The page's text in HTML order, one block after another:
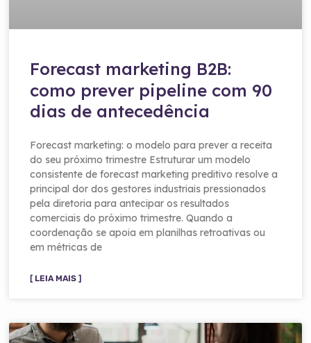
Forecast marketing B2B:
como prever pipeline com 90
dias de antecedência
Forecast marketing: o modelo para prever a receita
do seu próximo trimestre Estruturar um modelo
consistente de forecast marketing preditivo resolve a
principal dor dos gestores industriais pressionados
pela diretoria para antecipar os resultados
comerciais do próximo trimestre. Quando a
coordenação se apoia em planilhas retroativas ou
em métricas de
[ LEIA MAIS ]